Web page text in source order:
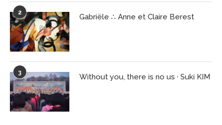
2 Gabriële ∴ Anne et Claire Berest
3 Without you, there is no us · Suki KIM